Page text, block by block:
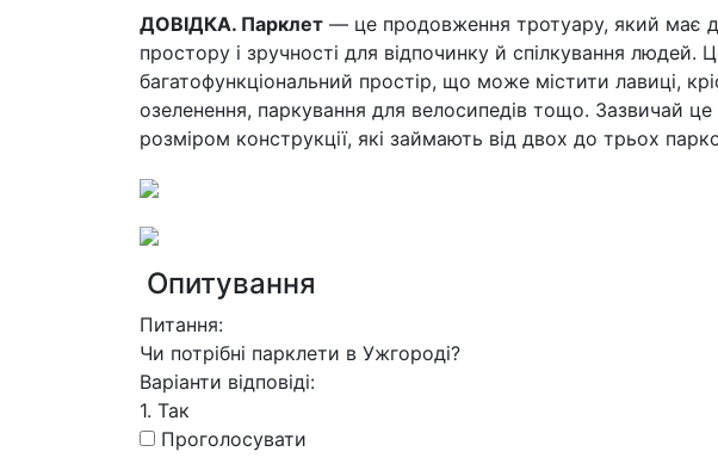
ДОВІДКА. Парклет — це продовження тротуару, який має
простору і зручності для відпочинку й спілкування людей.
багатофункціональний простір, що може містити лавиці,
озеленення, паркування для велосипедів тощо. Зазвичай це
розміром конструкції, які займають від двох до трьох
Опитування
Питання:
Чи потрібні парклети в Ужгороді?
Варіанти відповіді:
1. Так
Проголосувати